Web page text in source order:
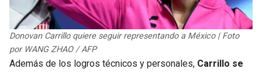
Donovan Carrillo quiere seguir representando a México | Foto
por WANG ZHAO / AFP
Además de los logros técnicos y personales, Carrillo se